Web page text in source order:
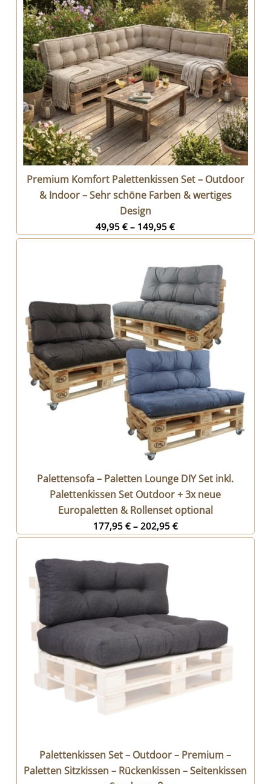
Premium Komfort Palettenkissen Set – Outdoor
& Indoor – Sehr schöne Farben & wertiges
Design
49,95€ – 149,95€
Palettensofa – Paletten Lounge DIY Set inkl.
Palettenkissen Set Outdoor + 3x neue
Europaletten & Rollenset optional
177,95 €– 202,95 €
Palettenkissen Set – Outdoor – Premium –
Paletten Sitzkissen – Rückenkissen – Seitenkissen